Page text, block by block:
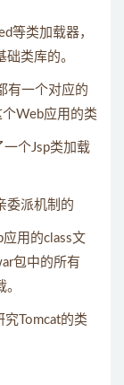
等类加载器，
类库的。
有一个对应的
Web应用的类
一个Jsp类加载
委派机制的
用的class文
包中的所有
Tomcat的类